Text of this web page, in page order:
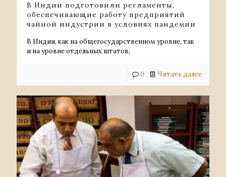
В Индии подготовили регламенты,
обеспечивающие работу предприятий
чайной индустрии в условиях пандемии
В Индии, как на общегосударственном уровне, так
и на уровне отдельных штатов,
0 Читать далее